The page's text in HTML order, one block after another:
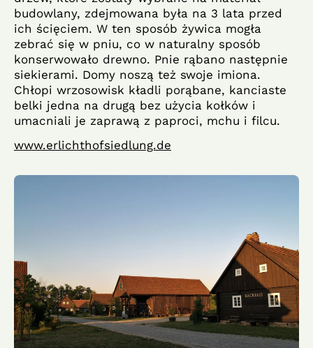
budowlany, zdejmowana była na 3 lata przed
ich ścięciem. W ten sposób żywica mogła
zebrać się w pniu, co w naturalny sposób
konserwowało drewno. Pnie rąbano następnie
siekierami. Domy noszą też swoje imiona.
Chłopi wrzosowisk kładli porąbane, kanciaste
belki jedna na drugą bez użycia kołków i
umacniali je zaprawą z paproci, mchu i filcu.
www.erlichthofsiedlung.de